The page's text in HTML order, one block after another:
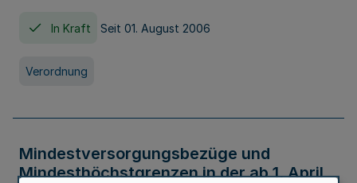
In Kraft Seit 01. August 2006
Verordnung
Mindestversorgungsbezüge und
Mindesthöchstgrenzen in der ab 1. April